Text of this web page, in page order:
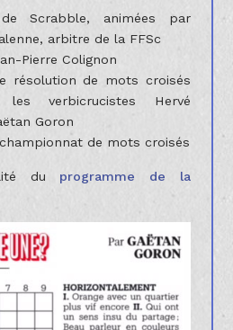
Scrabble, animées par
arbitre de la FFSc
Pierre Colignon
résolution de mots croisés
verbicrucistes Hervé
Goron
de mots croisés
du programme de la